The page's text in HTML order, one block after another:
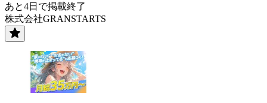
あと4日で掲載終了
株式会社GRANSTARTS